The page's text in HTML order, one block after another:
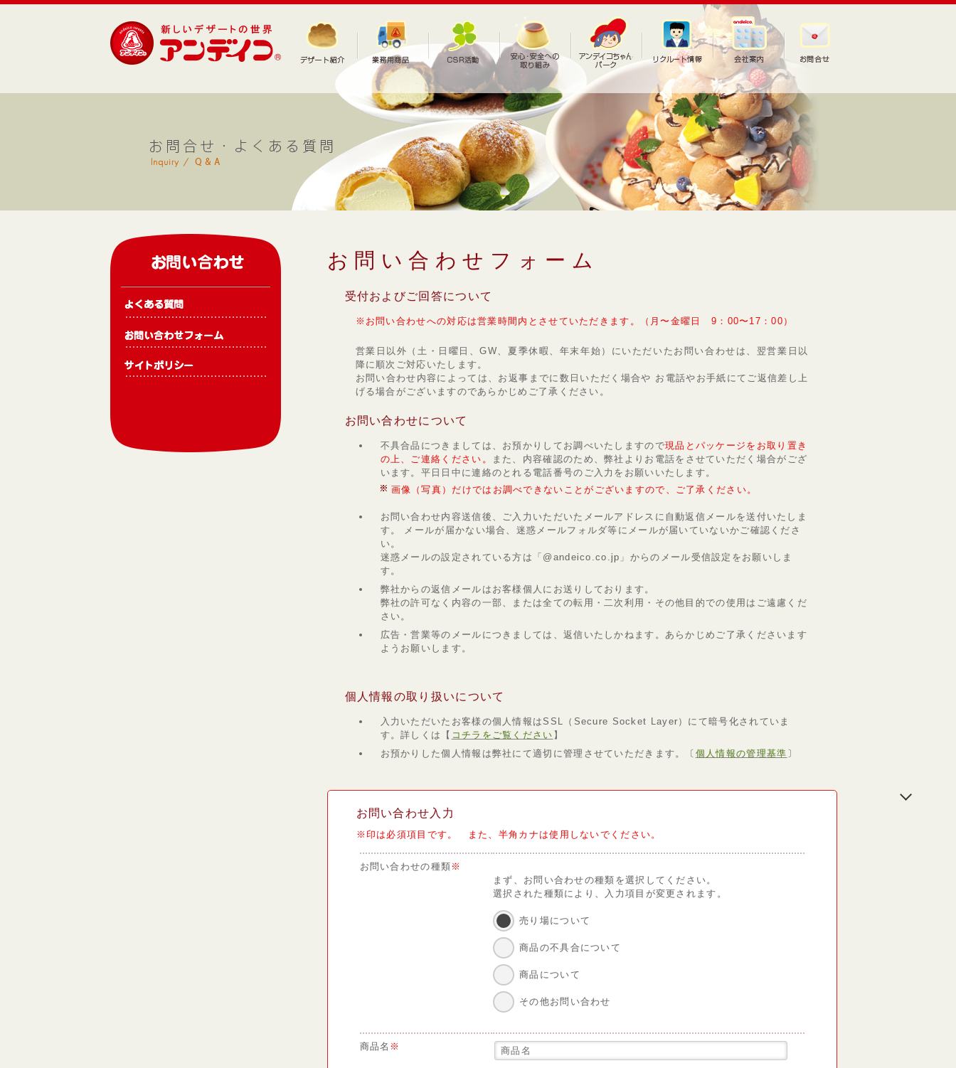
お問い合わせフォーム
受付およびご回答について
※お問い合わせへの対応は営業時間内とさせていただきます。（月〜金曜日 9：00〜17：00）
営業日以外（土・日曜日、GW、夏季休暇、年末年始）にいただいたお問い合わせは、翌営業日以
降に順次ご対応いたします。
お問い合わせ内容によっては、お返事までに数日いただく場合や お電話やお手紙にてご返信差し上
げる場合がございますのであらかじめご了承ください。
お問い合わせについて
不具合品につきましては、お預かりしてお調べいたしますので現品とパッケージをお取り置き
の上、ご連絡ください。
また、内容確認のため、弊社よりお電話をさせていただく場合がござ
います。平日日中に連絡のとれる電話番号のご入力をお願いいたします。
画像（写真）だけではお調べできないことがございますので、ご了承ください。
お問い合わせ内容送信後、ご入力いただいたメールアドレスに自動返信メールを送付いたしま
す。 メールが届かない場合、迷惑メールフォルダ等にメールが届いていないかご確認くださ
い。
迷惑メールの設定されている方は「@andeico.co.jp」からのメール受信設定をお願いしま
す。
弊社からの返信メールはお客様個人にお送りしております。
弊社の許可なく内容の一部、または全ての転用・二次利用・その他目的での使用はご遠慮くだ
さい。
広告・営業等のメールにつきましては、返信いたしかねます。あらかじめご了承くださいます
ようお願いします。
個人情報の取り扱いについて
入力いただいたお客様の個人情報はSSL（Secure Socket Layer）にて暗号化されていま
す。詳しくは【 コチラをご覧ください 】
お預かりした個人情報は弊社にて適切に管理させていただきます。〔 個人情報の管理基準 〕
お問い合わせ入力
※印は必須項目です。 また、半角カナは使用しないでください。
お問い合わせの種類※
まず、お問い合わせの種類を選択してください。
選択された種類により、入力項目が変更されます。
売り場について
商品の不具合について
商品について
その他お問い合わせ
商品名 ※